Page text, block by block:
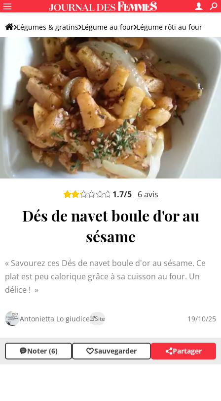
Légumes & gratins Légume au four Légume rôti au four
Autre légume rôti au four
1.7/5 6avis
Dés de navet boule d'or au
sésame
Savourez ces Dés de navet boule d'or au sésame. Ce
plat est peu calorique grâce à sa cuisson au four. Un
délice !
Antonietta Lo giudice Site 19/10/25
Noter (6) Sauvegarder Partager